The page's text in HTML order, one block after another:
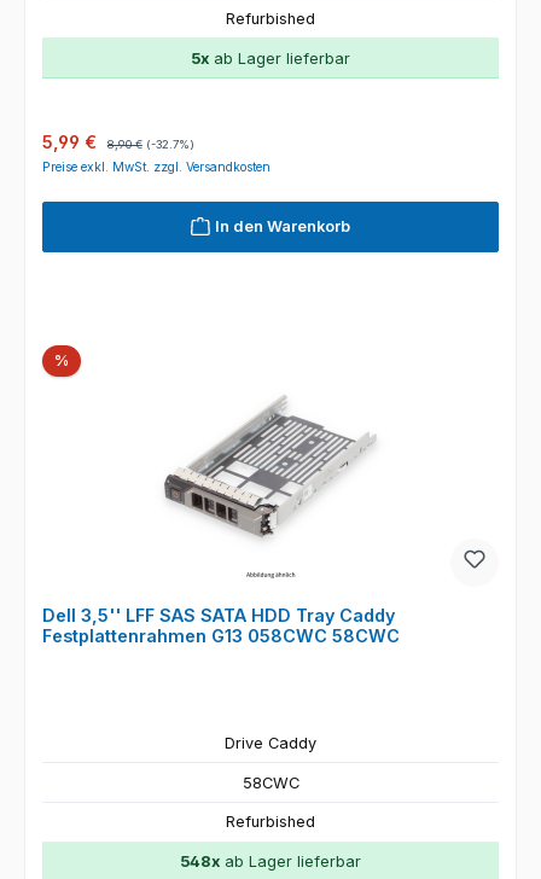
Refurbished
5x ab Lager lieferbar
Verkaufspreis:
5,99 € 8,90 € (-32.7%)
Preise exkl. MwSt. zzgl. Versandkosten
In den Warenkorb
%Rabatt
Dell 3,5'' LFF SAS SATA HDD Tray Caddy
Festplattenrahmen G13 058CWC 58CWC
Drive Caddy
58CWC
Refurbished
548x ab Lager lieferbar